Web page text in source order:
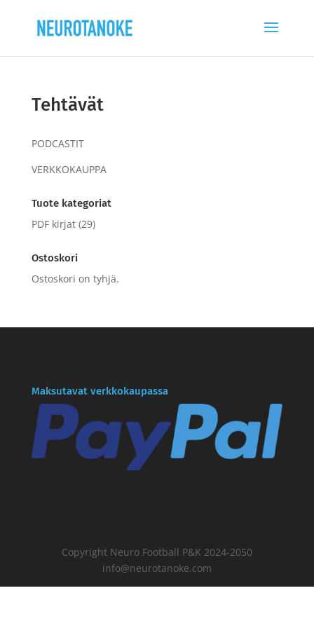
Tehtävät
PODCASTIT
VERKKOKAUPPA
Tuote kategoriat
PDF kirjat (29)
Ostoskori
Ostoskori on tyhjä.
Maksutavat verkkokaupassa
Copyright Neuro Football P&K 2024-2050
info@neurotanoke.com